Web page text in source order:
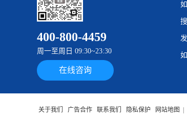
400-800-4459
周一至周日 09:30~23:30
在线咨询
关于我们 广告合作 联系我们 隐私保护 网站地图